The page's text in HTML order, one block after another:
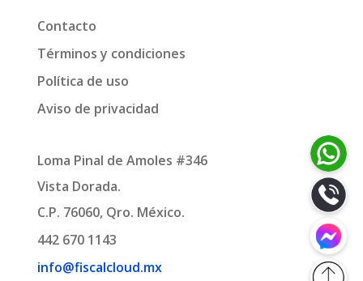
Contacto
Términos y condiciones
Política de uso
Aviso de privacidad
Loma Pinal de Amoles #346
Vista Dorada.
C.P. 76060, Qro. México.
442 670 1143
info@fiscalcloud.mx